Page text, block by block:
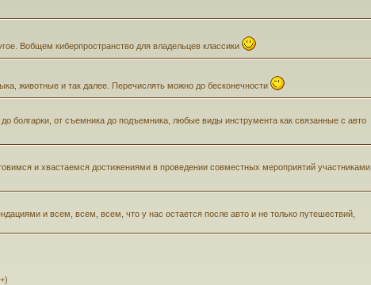
Вобщем киберпространство для владельцев классики
животные и так далее. Перечислять можно до бесконечности
болгарки, от съемника до подъемника, любые виды инструмента как связанные с авто
и хвастаемся достижениями в проведении совместных мероприятий участниками
и всем, всем, всем, что у нас остается после авто и не только путешествий,